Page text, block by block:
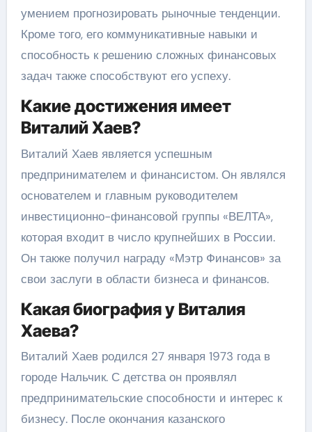
умением прогнозировать рыночные тенденции.
Кроме того, его коммуникативные навыки и
способность к решению сложных финансовых
задач также способствуют его успеху.
Какие достижения имеет
Виталий Хаев?
Виталий Хаев является успешным
предпринимателем и финансистом. Он являлся
основателем и главным руководителем
инвестиционно-финансовой группы «ВЕЛТА»,
которая входит в число крупнейших в России.
Он также получил награду «Мэтр Финансов» за
свои заслуги в области бизнеса и финансов.
Какая биография у Виталия
Хаева?
Виталий Хаев родился 27 января 1973 года в
городе Нальчик. С детства он проявлял
предпринимательские способности и интерес к
бизнесу. После окончания казанского